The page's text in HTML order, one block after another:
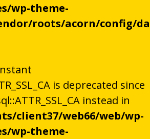
wp-theme-
roots/acorn/config/
is deprecated since
instead in
client37/web66/web/wp-
wp-theme-